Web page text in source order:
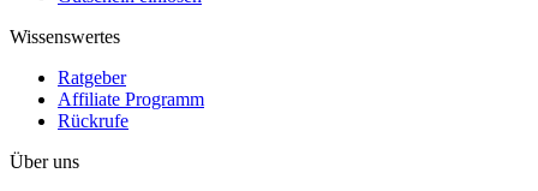
Wissenswertes
Ratgeber
Affiliate Programm
Rückrufe
Über uns